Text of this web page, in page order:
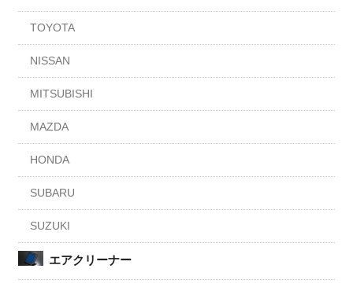
TOYOTA
NISSAN
MITSUBISHI
MAZDA
HONDA
SUBARU
SUZUKI
エアクリーナー